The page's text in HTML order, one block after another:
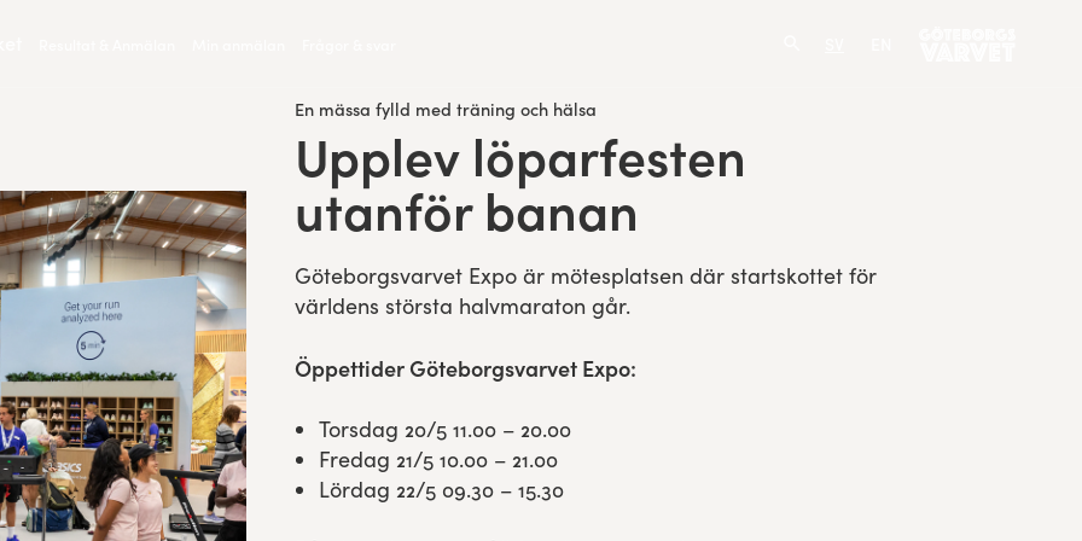
En mässa fylld med träning och hälsa
:Upplev löparfesten
utanför banan
Göteborgsvarvet Expo är mötesplatsen där startskottet för
världens största halvmaraton går.
Öppettider Göteborgsvarvet Expo:
Torsdag 20/5 11.00 – 20.00
Fredag 21/5 10.00 – 21.00
Lördag 22/5 09.30 – 15.30